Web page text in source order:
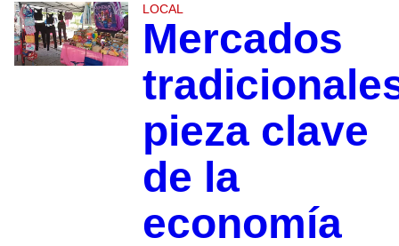
LOCAL
Mercados
pieza clave
de la
economía